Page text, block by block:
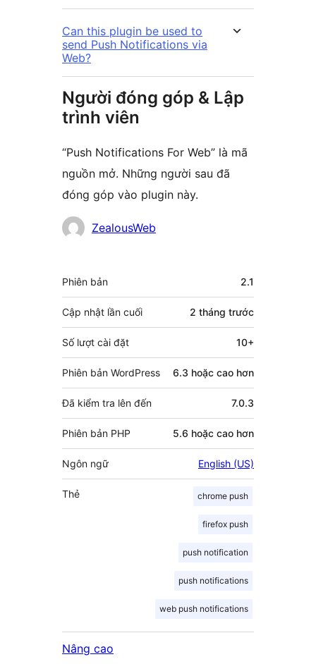
Can this plugin be used to
send Push Notifications via
Web?
Người đóng góp & Lập
trình viên
“Push Notifications For Web” là mã
nguồn mở. Những người sau đã
đóng góp vào plugin này.
Những
góp
ZealousWeb
Meta
Phiên bản 2.1
Cập nhật lần cuối 2 tháng trước
Số lượt cài đặt 10+
Phiên bản WordPress 6.3 hoặc cao hơn
Đã kiểm tra lên đến 7.0.3
Phiên bản PHP 5.6 hoặc cao hơn
Ngôn ngữ English (US)
Thẻ chrome push
firefox push
push notification
push notifications
web push notifications
Nâng cao